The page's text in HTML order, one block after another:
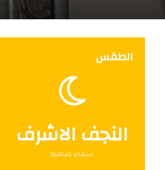
الطقس
النجف الاشرف
سماء صافية